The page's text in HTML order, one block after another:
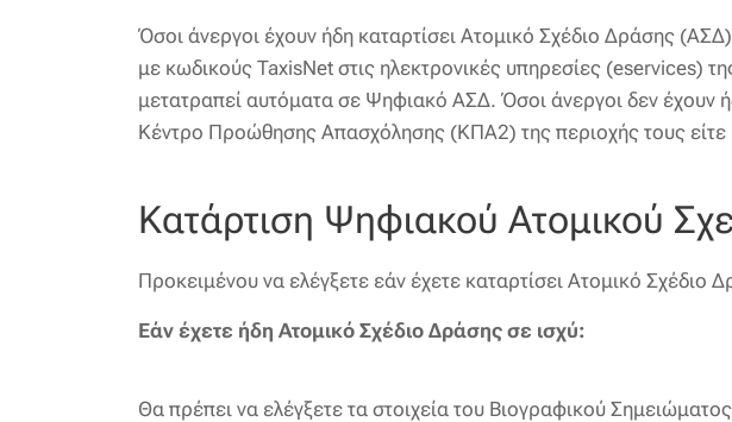
Όσοι άνεργοι έχουν ήδη καταρτίσει Ατομικό Σχέδιο Δράσης
με κωδικούς TaxisNet στις ηλεκτρονικές υπηρεσίες (eservices)
μετατραπεί αυτόματα σε Ψηφιακό ΑΣΔ. Όσοι άνεργοι δεν έχουν
Κέντρο Προώθησης Απασχόλησης (ΚΠΑ2) της περιοχής τους
Κατάρτιση Ψηφιακού Ατομικού
Προκειμένου να ελέγξετε εάν έχετε καταρτίσει Ατομικό Σχέδιο
Εάν έχετε ήδη Ατομικό Σχέδιο Δράσης σε ισχύ:
Θα πρέπει να ελέγξετε τα στοιχεία του Βιογραφικού